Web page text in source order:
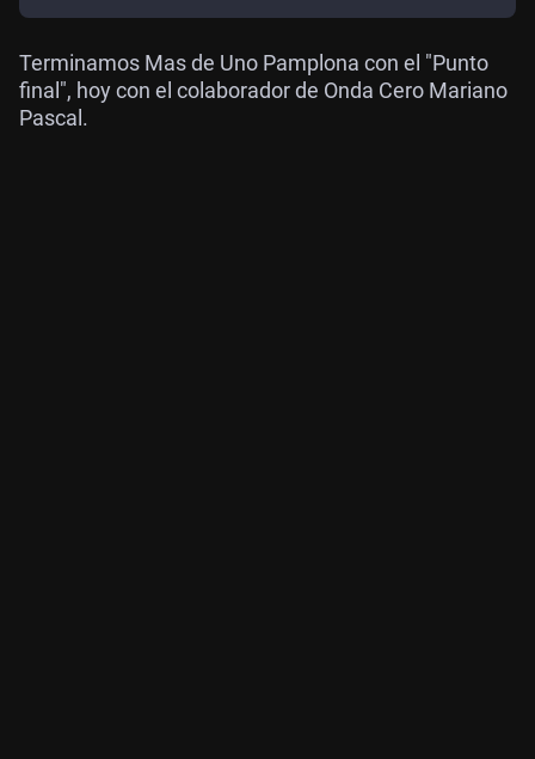
Terminamos Mas de Uno Pamplona con el "Punto
final", hoy con el colaborador de Onda Cero Mariano
Pascal.